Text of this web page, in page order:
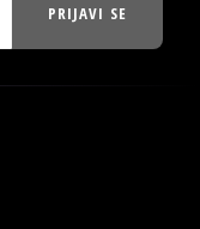
PRIJAVI SE